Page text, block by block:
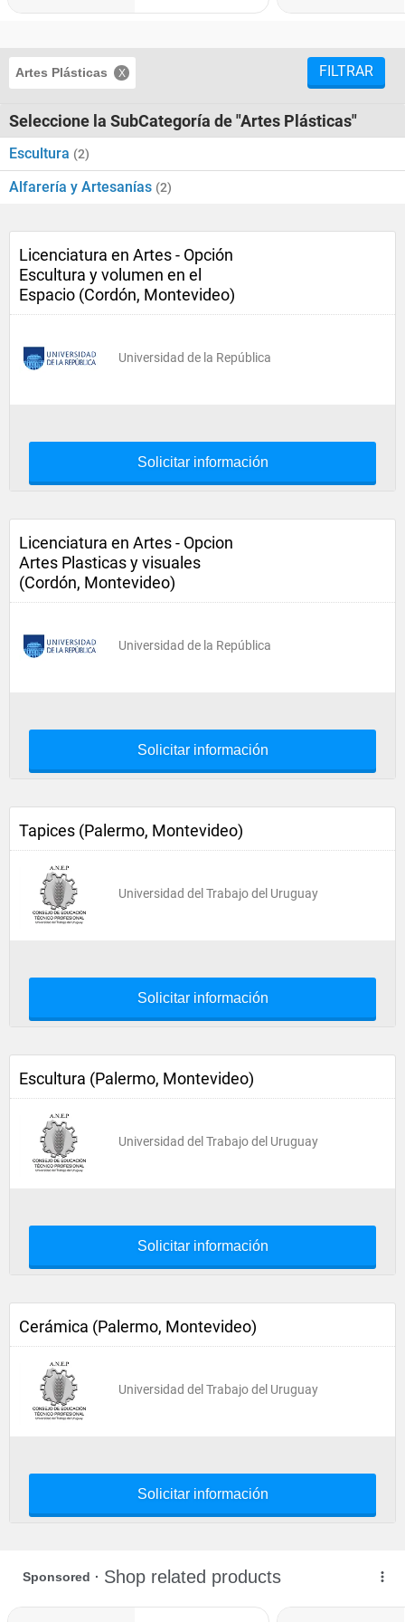
Artes Plásticas FILTRAR
Seleccione la SubCategoría de "Artes Plásticas"
Escultura (2)
Alfarería y Artesanías (2)
Licenciatura en Artes - Opción
Escultura y volumen en el
Espacio (Cordón, Montevideo)
Universidad de la República
Solicitar información
Licenciatura en Artes - Opcion
Artes Plasticas y visuales
(Cordón, Montevideo)
Universidad de la República
Solicitar información
Tapices (Palermo, Montevideo)
Universidad del Trabajo del Uruguay
Solicitar información
Escultura (Palermo, Montevideo)
Universidad del Trabajo del Uruguay
Solicitar información
Cerámica (Palermo, Montevideo)
Universidad del Trabajo del Uruguay
Solicitar información